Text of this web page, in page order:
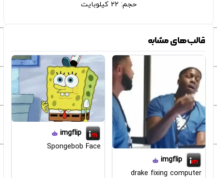
حجم: 22 کیلوبایت
قالب‌های مشابه
imgflip
drake fixing computer
imgflip
Spongebob Face